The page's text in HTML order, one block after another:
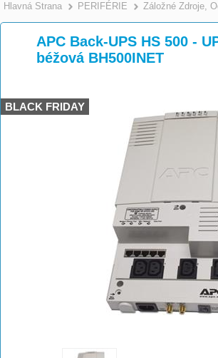
Hlavná Strana >
PERIFÉRIE Záložné Zdroje,
APC Back-UPS HS 500 -
béžová BH500INET
BLACK FRIDAY